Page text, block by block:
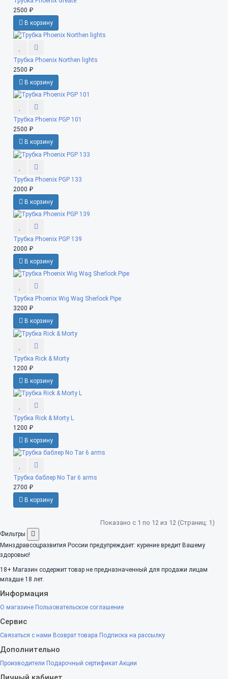
2500 ₽
В корзину
Трубка Phoenix Northen lights
2500 ₽
В корзину
Трубка Phoenix PGP 101
2500 ₽
В корзину
Трубка Phoenix PGP 133
2000 ₽
В корзину
Трубка Phoenix PGP 139
2000 ₽
В корзину
Трубка Phoenix Wig Wag Sherlock Pipe
3200 ₽
В корзину
Трубка Rick & Morty
1200 ₽
В корзину
Трубка Rick & Morty L
1200 ₽
В корзину
Трубка баблер No Tar 6 arms
2700 ₽
В корзину
Показано с 1 по 12 из 12 (Страниц: 1)
Фильтры
Минздравсоцразвития России предупреждает: курение вредит Вашему
здоровью!
18+ Магазин содержит товар не предназначенный для продажи лицам
младше 18 лет.
Информация
О магазине Пользовательское соглашение
Сервис
Связаться с нами Возврат товара Подписка на рассылку
Дополнительно
Производители Подарочный сертификат Акции